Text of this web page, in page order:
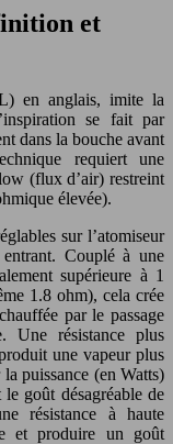
et
en anglais, imite la
se fait par
dans la bouche avant
requiert une
(flux d’air) restreint
élevée).
sur l’atomiseur
Couplé à une
supérieure à 1
1.8 ohm), cela crée
par le passage
Une résistance plus
une vapeur plus
puissance (en Watts)
goût désagréable de
résistance à haute
et produire un goût